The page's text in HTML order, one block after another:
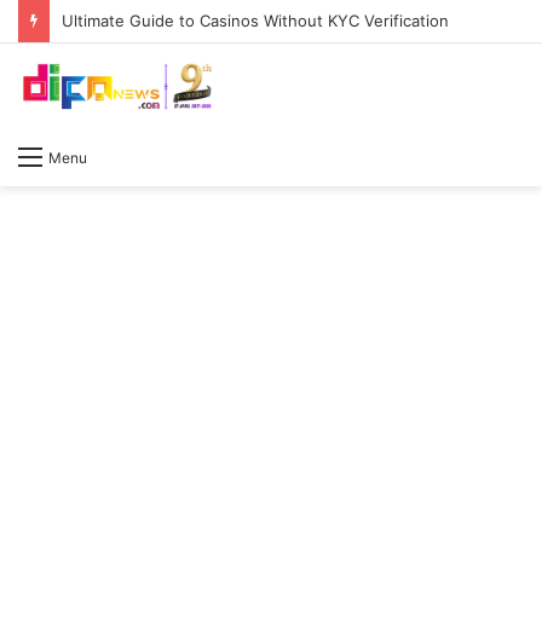
Ultimate Guide to Casinos Without KYC Verification
Menu